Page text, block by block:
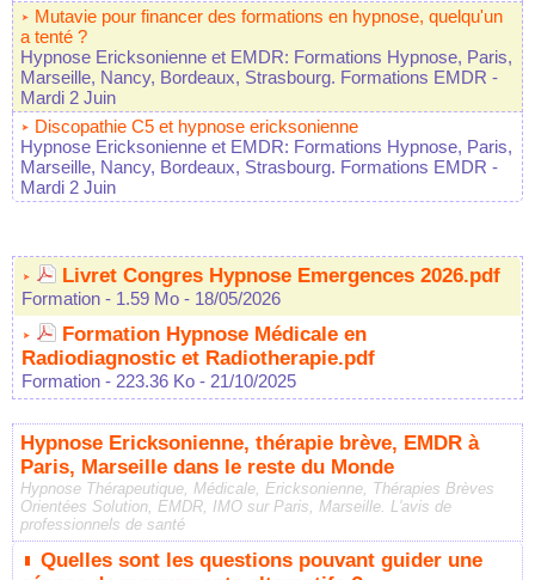
Mutavie pour financer des formations en hypnose, quelqu'un
a tenté ?
Hypnose Ericksonienne et EMDR: Formations Hypnose, Paris,
Marseille, Nancy, Bordeaux, Strasbourg. Formations EMDR -
Mardi 2 Juin
Discopathie C5 et hypnose ericksonienne
Hypnose Ericksonienne et EMDR: Formations Hypnose, Paris,
Marseille, Nancy, Bordeaux, Strasbourg. Formations EMDR -
Mardi 2 Juin
Livret Congres Hypnose Emergences 2026.pdf
Formation - 1.59 Mo - 18/05/2026
Formation Hypnose Médicale en
Radiodiagnostic et Radiotherapie.pdf
Formation - 223.36 Ko - 21/10/2025
Hypnose Ericksonienne, thérapie brève, EMDR à
Paris, Marseille dans le reste du Monde
Hypnose Thérapeutique, Médicale, Ericksonienne, Thérapies Brèves
Orientées Solution, EMDR, IMO sur Paris, Marseille. L'avis de
professionnels de santé
Quelles sont les questions pouvant guider une